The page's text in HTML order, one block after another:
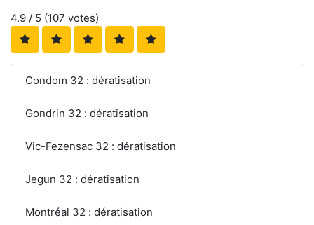
4.9 / 5 (107 votes)
Condom 32 : dératisation
Gondrin 32 : dératisation
Vic-Fezensac 32 : dératisation
Jegun 32 : dératisation
Montréal 32 : dératisation